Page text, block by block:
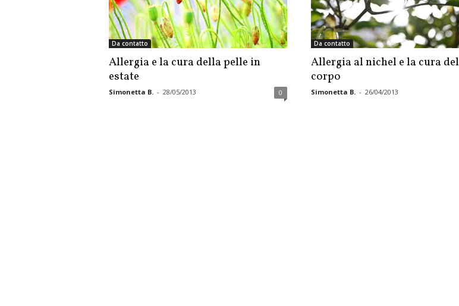
Da contatto
Allergia e la cura della pelle in
estate
Simonetta B. - 28/05/2013 0
Da contatto
Allergia al nichel e la cura del
corpo
Simonetta B. - 26/04/2013